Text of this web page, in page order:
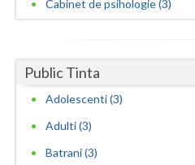
Vaslui
Cabinet de psihologie (3)
Public Tinta
Adolescenti (3)
Adulti (3)
Batrani (3)